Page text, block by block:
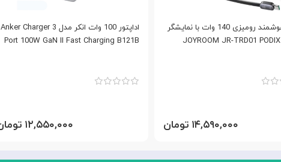
اداپتور 100 وات انکر مدل Anker Charger 3
Port 100W GaN II Fast Charging B121B
۱۲,۵۵۰,۰۰۰ تومان
شارژر هوشمند رومیزی 140 وات با نمایشگر
جویروم JOYROOM JR-TRD01 PODIX
۱۴,۵۹۰,۰۰۰ تومان